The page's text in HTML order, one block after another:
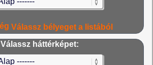
Válassz bélyeget a listából
Válassz háttérképet: